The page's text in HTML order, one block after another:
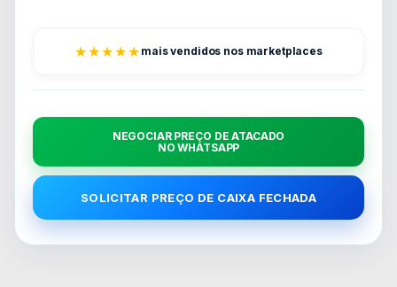
★★★★★ mais vendidos nos marketplaces
NEGOCIAR PREÇO DE ATACADO
NO WHATSAPP
SOLICITAR PREÇO DE CAIXA FECHADA